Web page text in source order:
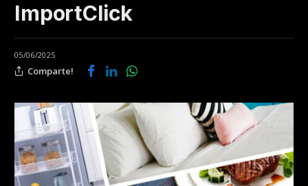
ImportClick
05/06/2025
Comparte!